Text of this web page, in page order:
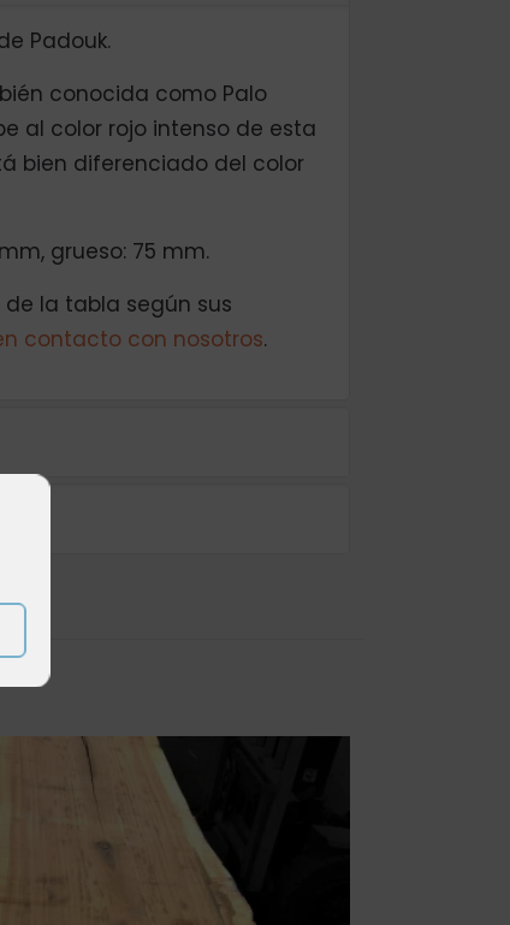
Padouk.
conocida como Palo
al color rojo intenso de esta
bien diferenciado del color
grueso: 75 mm.
la tabla según sus
contacto con nosotros.